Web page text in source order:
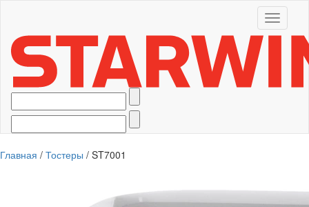
Toggle
Главная / Тостеры / ST7001